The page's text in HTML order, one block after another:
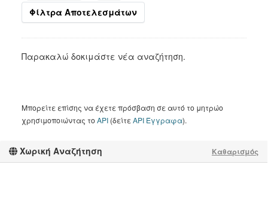
Χωρική Αναζήτηση Καθαρισμός
Φίλτρα Αποτελεσμάτων
Παρακαλώ δοκιμάστε νέα αναζήτηση.
Μπορείτε επίσης να έχετε πρόσβαση σε αυτό το μητρώο
χρησιμοποιώντας τοAPI (δείτεAPI Έγγραφα).